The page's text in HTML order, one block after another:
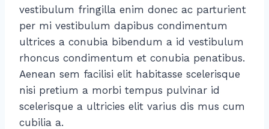
vestibulum fringilla enim donec ac parturient
per mi vestibulum dapibus condimentum
ultrices a conubia bibendum a id vestibulum
rhoncus condimentum et conubia penatibus.
Aenean sem facilisi elit habitasse scelerisque
nisi pretium a morbi tempus pulvinar id
scelerisque a ultricies elit varius dis mus cum
cubilia a.